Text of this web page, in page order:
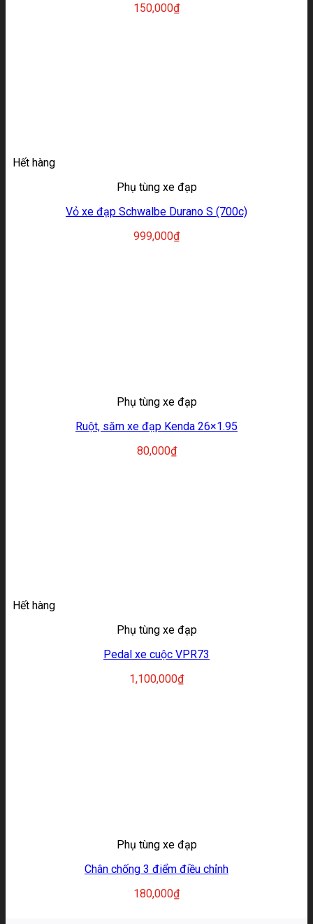
150,000₫
Hết hàng
Phụ tùng xe đạp
Vỏ xe đạp Schwalbe Durano S (700c)
999,000₫
Phụ tùng xe đạp
Ruột, săm xe đạp Kenda 26×1.95
80,000₫
Hết hàng
Phụ tùng xe đạp
Pedal xe cuộc VPR73
1,100,000₫
Phụ tùng xe đạp
Chân chống 3 điểm điều chỉnh
180,000₫